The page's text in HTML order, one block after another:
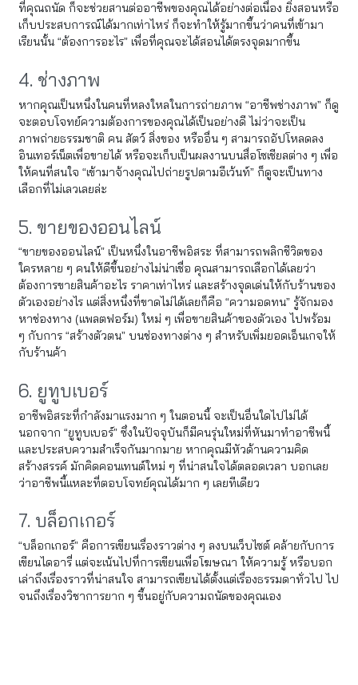
ที่คุณถนัด ก็จะช่วยสานต่ออาชีพของคุณได้อย่างต่อเนื่อง ยิ่งสอนหรือ
เก็บประสบการณ์ได้มากเท่าไหร่ ก็จะทำให้รู้มากขึ้นว่าคนที่เข้ามา
เรียนนั้น “ต้องการอะไร” เพื่อที่คุณจะได้สอนได้ตรงจุดมากขึ้น
4. ช่างภาพ
หากคุณเป็นหนึ่งในคนที่หลงใหลในการถ่ายภาพ “อาชีพช่างภาพ” ก็ดู
จะตอบโจทย์ความต้องการของคุณได้เป็นอย่างดี ไม่ว่าจะเป็น
ภาพถ่ายธรรมชาติ คน สัตว์ สิ่งของ หรืออื่น ๆ สามารถอัปโหลดลง
อินเทอร์เน็ตเพื่อขายได้ หรือจะเก็บเป็นผลงานบนสื่อโซเชียลต่าง ๆ เพื่อ
ให้คนที่สนใจ “เข้ามาจ้างคุณไปถ่ายรูปตามอีเว้นท์” ก็ดูจะเป็นทาง
เลือกที่ไม่เลวเลยล่ะ
5. ขายของออนไลน์
“ขายของออนไลน์” เป็นหนึ่งในอาชีพอิสระ ที่สามารถพลิกชีวิตของ
ใครหลาย ๆ คนให้ดีขึ้นอย่างไม่น่าเชื่อ คุณสามารถเลือกได้เลยว่า
ต้องการขายสินค้าอะไร ราคาเท่าไหร่ และสร้างจุดเด่นให้กับร้านของ
ตัวเองอย่างไร แต่สิ่งหนึ่งที่ขาดไม่ได้เลยก็คือ “ความอดทน” รู้จักมอง
หาช่องทาง (แพลตฟอร์ม) ใหม่ ๆ เพื่อขายสินค้าของตัวเอง ไปพร้อม
ๆ กับการ “สร้างตัวตน” บนช่องทางต่าง ๆ สำหรับเพิ่มยอดเอ็นเกจให้
กับร้านค้า
6. ยูทูบเบอร์
อาชีพอิสระที่กำลังมาแรงมาก ๆ ในตอนนี้ จะเป็นอื่นใดไปไม่ได้
นอกจาก “ยูทูบเบอร์” ซึ่งในปัจจุบันก็มีคนรุ่นใหม่ที่หันมาทำอาชีพนี้
และประสบความสำเร็จกันมากมาย หากคุณมีหัวด้านความคิด
สร้างสรรค์ มักคิดคอนเทนต์ใหม่ ๆ ที่น่าสนใจได้ตลอดเวลา บอกเลย
ว่าอาชีพนี้แหละที่ตอบโจทย์คุณได้มาก ๆ เลยทีเดียว
7. บล็อกเกอร์
“บล็อกเกอร์” คือการเขียนเรื่องราวต่าง ๆ ลงบนเว็บไซต์ คล้ายกับการ
เขียนไดอารี่ แต่จะเน้นไปที่การเขียนเพื่อโฆษณา ให้ความรู้ หรือบอก
เล่าถึงเรื่องราวที่น่าสนใจ สามารถเขียนได้ตั้งแต่เรื่องธรรมดาทั่วไป ไป
จนถึงเรื่องวิชาการยาก ๆ ขึ้นอยู่กับความถนัดของคุณเอง